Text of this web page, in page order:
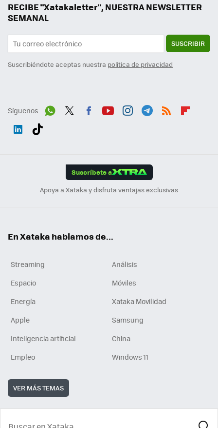
RECIBE "Xatakaletter", NUESTRA NEWSLETTER
SEMANAL
SUSCRIBIR
Suscribiéndote aceptas nuestra política de privacidad
Síguenos
Suscríbete a
Apoya a Xataka y disfruta ventajas exclusivas
En Xataka hablamos de...
Streaming
Análisis
Espacio
Móviles
Energía
Xataka Movilidad
Apple
Samsung
Inteligencia artificial
China
Empleo
Windows 11
VER MÁS TEMAS